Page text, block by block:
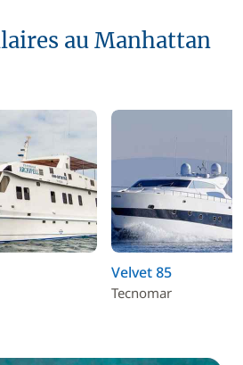
au Manhattan
Velvet 85
Tecnomar